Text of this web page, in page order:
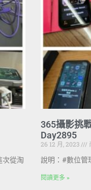
次從淘
365攝影挑
Day2895
26 12 月, 2023
說明：#數位管
閱讀更多 »